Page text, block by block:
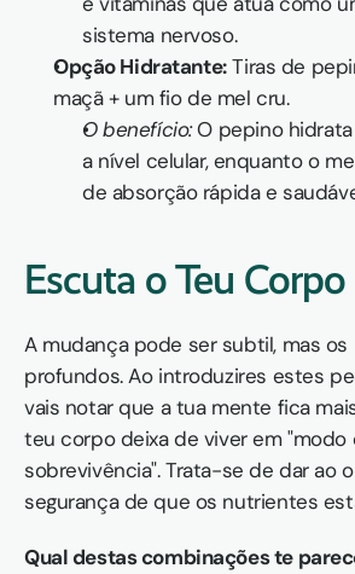
sistema nervoso.
Opção Hidratante: Tiras de
maçã + um fio de mel cru.
O benefício: O pepino
a nível celular, enquanto o
de absorção rápida e
Escuta o Teu Corpo
A mudança pode ser subtil, mas
profundos. Ao introduzires estes
vais notar que a tua mente fica
teu corpo deixa de viver em "modo
sobrevivência". Trata-se de dar ao
segurança de que os nutrientes
Qual destas combinações te